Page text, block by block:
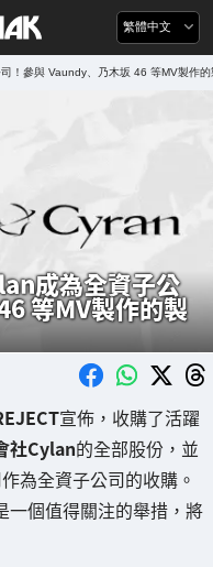
繁體中文
！參與 Vaundy、乃木坂 46 等MV製作的
成為全資子公
等MV製作的製
宣佈，收購了活躍
社Cylan的全部股份，並
為全資子公司的收購。
一個值得關注的舉措，將